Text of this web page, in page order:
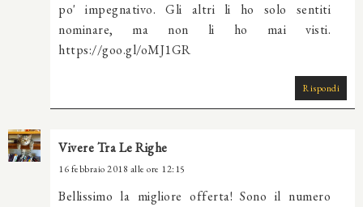
po' impegnativo. Gli altri li ho solo sentiti
nominare, ma non li ho mai visti.
https://goo.gl/oMJ1GR
Rispondi
Vivere Tra Le Righe
16 febbraio 2018 alle ore 12:15
Bellissimo la migliore offerta! Sono il numero